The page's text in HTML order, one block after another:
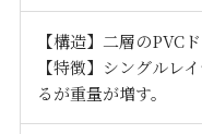
【構造】二層のPVC
【特徴】シングルレ
るが重量が増す。